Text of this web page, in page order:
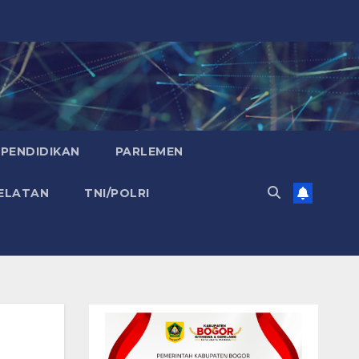
PENDIDIKAN PARLEMEN
TNI/POLRI